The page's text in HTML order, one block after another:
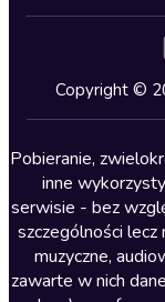
Kryminały
Lektury szkolne
Literatura
Literatura faktu
Literatura
Literatura piękna
Copyright ©
Pobieranie,
inne
serwisie - bez
szczególności lecz
muzyczne,
zawarte w nich